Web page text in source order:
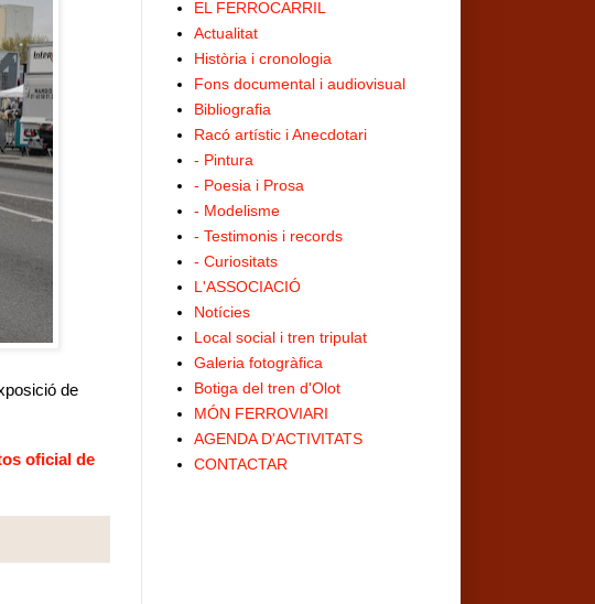
de
oficial de
EL FERROCARRIL
Actualitat
Història i cronologia
Fons documental i audiovisual
Bibliografia
Racó artístic i Anecdotari
- Pintura
- Poesia i Prosa
- Modelisme
- Testimonis i records
- Curiositats
L'ASSOCIACIÓ
Notícies
Local social i tren tripulat
Galeria fotogràfica
Botiga del tren d'Olot
MÓN FERROVIARI
AGENDA D'ACTIVITATS
CONTACTAR